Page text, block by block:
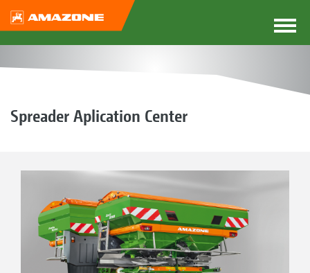
Spreader Aplication Center